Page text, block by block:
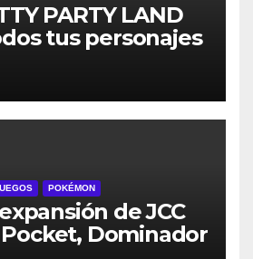
PARTY LAND
tus personajes
un solo lugar; ya
las
POKÉMON
de JCC
Dominador